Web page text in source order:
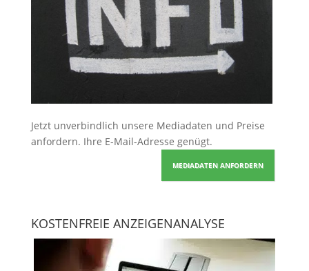
Jetzt unverbindlich unsere Mediadaten und Preise
anfordern. Ihre E-Mail-Adresse genügt.
MEDIADATEN ANFORDERN
KOSTENFREIE ANZEIGENANALYSE